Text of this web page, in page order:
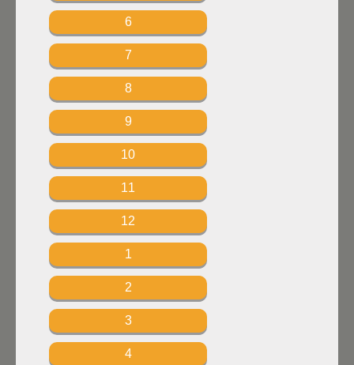
6
7
8
9
10
11
12
1
2
3
4